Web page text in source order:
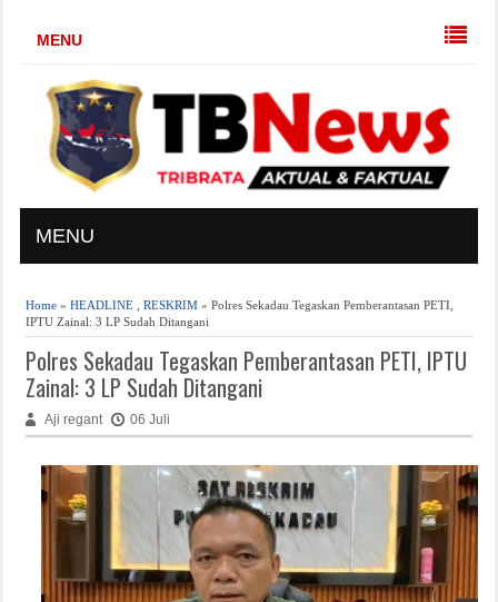
MENU
MENU
Home» HEADLINE, RESKRIM» Polres Sekadau Tegaskan Pemberantasan PETI,
IPTU Zainal: 3 LP Sudah Ditangani
Polres Sekadau Tegaskan Pemberantasan PETI, IPTU
Zainal: 3 LP Sudah Ditangani
Aji regant 06 Juli